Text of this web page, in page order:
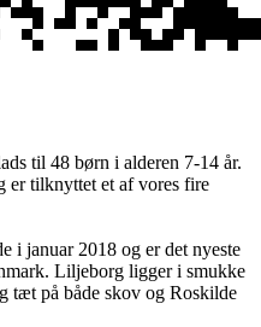
til 48 børn i alderen 7-14 år.
er tilknyttet et af vores fire
i januar 2018 og er det nyeste
Liljeborg ligger i smukke
tæt på både skov og Roskilde